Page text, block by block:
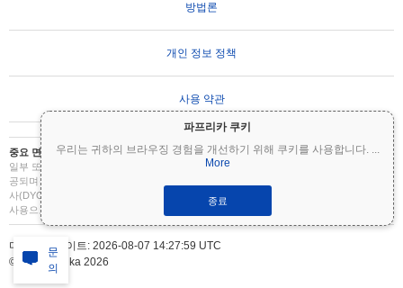
파프리카 쿠키
우리는 귀하의 브라우징 경험을 개선하기 위해 쿠키를 사용합니다. ...
More
종료
방법론
개인 정보 정책
사용 약관
중요 면책 조항: 암호화폐는 변동성이 매우 높으며 상당한 위험을 수반합니다. 투자금의
일부 또는 전부를 잃을 수 있습니다. Coinpaprika의 모든 정보는 정보 제공 목적으로만 제
공되며 재무 또는 투자 조언을 구성하지 않습니다. 투자 결정을 내리기 전에 항상 직접 조
사(DYOR)를 수행하고 자격을 갖춘 재무 고문과 상담하십시오. Coinpaprika는 이 정보의
사용으로 인한 손실에 대해 책임을 지지 않습니다.
마지막 업데이트: 2026-08-07 14:27:59 UTC
© CoinPaprika 2026
문
의